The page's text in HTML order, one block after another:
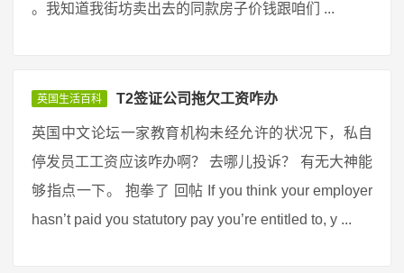
。我知道我街坊卖出去的同款房子价钱跟咱们 ...
英国生活百科 T2签证公司拖欠工资咋办
英国中文论坛一家教育机构未经允许的状况下，私自
停发员工工资应该咋办啊？ 去哪儿投诉？ 有无大神能
够指点一下。 抱拳了 回帖 If you think your employer
hasn’t paid you statutory pay you’re entitled to, y ...